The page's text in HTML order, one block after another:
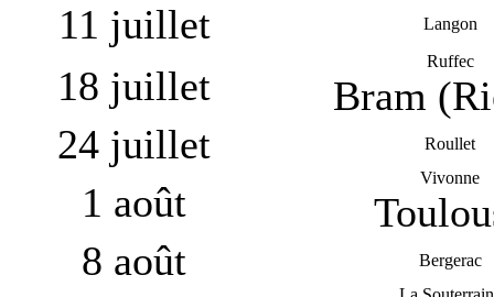
11 juillet
Langon
18 juillet
Ruffec
Bram
24 juillet
Roullet
1 août
Vivonne
8 août
Bergerac